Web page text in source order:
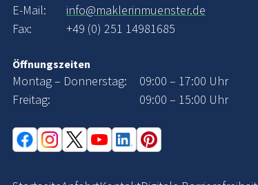
E-Mail:
info@maklerinmuenster.de
Fax:
+49 (0) 251 14981685
Öffnungszeiten
Montag – Donnerstag:
09:00 – 17:00 Uhr
Freitag:
09:00 – 15:00 Uhr